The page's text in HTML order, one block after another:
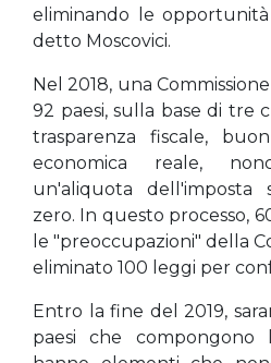
eliminando le
detto Moscovici.
Nel 2018, una
92 paesi, sulla base di tre
trasparenza fiscale,
economica reale,
un'aliquota
zero. In questo processo,
le "preoccupazioni" della
eliminato 100 leggi per
Entro la fine del 2019,
paesi che compongono